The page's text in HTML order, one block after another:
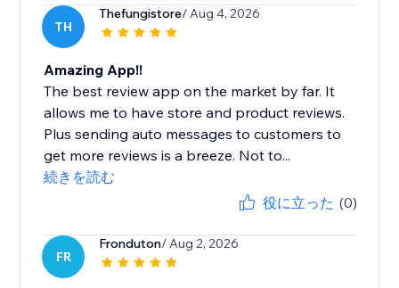
TH
Thefungistore/ Aug 4, 2026
Amazing App!!
The best review app on the market by far. It
allows me to have store and product reviews.
Plus sending auto messages to customers to
get more reviews is a breeze. Not to...
続きを読む
役に立った (0)
FR
Fronduton/ Aug 2, 2026